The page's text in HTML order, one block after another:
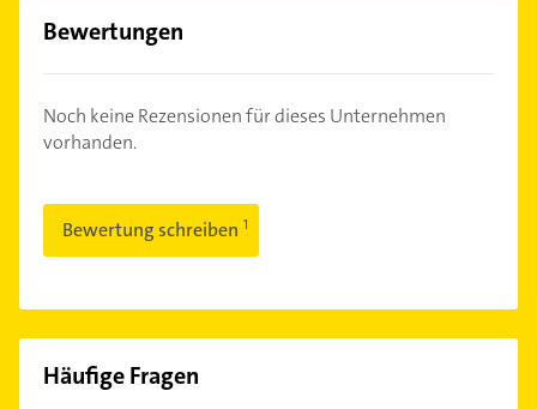
Bewertungen
Noch keine Rezensionen für dieses Unternehmen
vorhanden.
Bewertung schreiben
Häufige Fragen